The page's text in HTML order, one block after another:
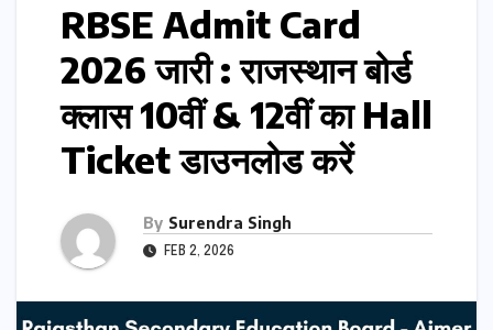
RBSE Admit Card
2026 जारी : राजस्थान बोर्ड
क्लास 10वीं & 12वीं का Hall
Ticket डाउनलोड करें
By Surendra Singh
FEB 2, 2026